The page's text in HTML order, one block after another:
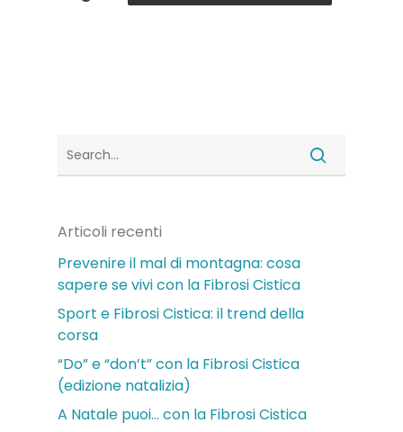
Articoli recenti
Prevenire il mal di montagna: cosa
sapere se vivi con la Fibrosi Cistica
Sport e Fibrosi Cistica: il trend della
corsa
“Do” e “don’t” con la Fibrosi Cistica
(edizione natalizia)
A Natale puoi… con la Fibrosi Cistica